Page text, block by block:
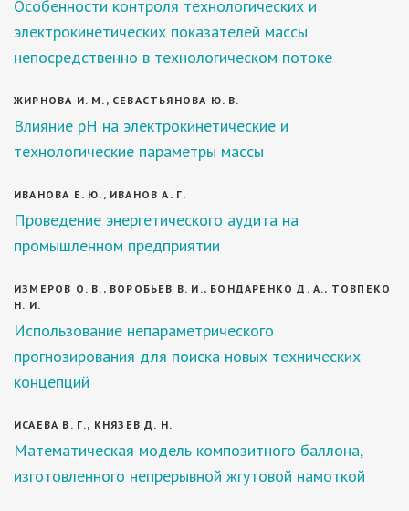
Особенности контроля технологических и
электрокинетических показателей массы
непосредственно в технологическом потоке
ЖИРНОВА И. М., СЕВАСТЬЯНОВА Ю. В.
Влияние рН на электрокинетические и
технологические параметры массы
ИВАНОВА Е. Ю., ИВАНОВ А. Г.
Проведение энергетического аудита на
промышленном предприятии
ИЗМЕРОВ О. В., ВОРОБЬЕВ В. И., БОНДАРЕНКО Д. А., ТОВПЕКО
Н. И.
Использование непараметрического
прогнозирования для поиска новых технических
концепций
ИСАЕВА В. Г., КНЯЗЕВ Д. Н.
Математическая модель композитного баллона,
изготовленного непрерывной жгутовой намоткой